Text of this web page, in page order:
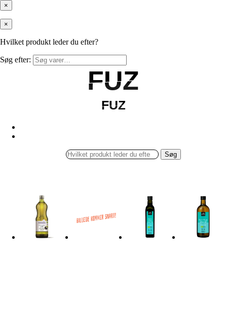
×
×
Hvilket produkt leder du efter?
Søg efter:
FUZ
FUZ
FUZ
FUZ
Søg